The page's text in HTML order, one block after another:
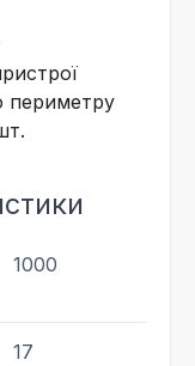
периметру
1000
17